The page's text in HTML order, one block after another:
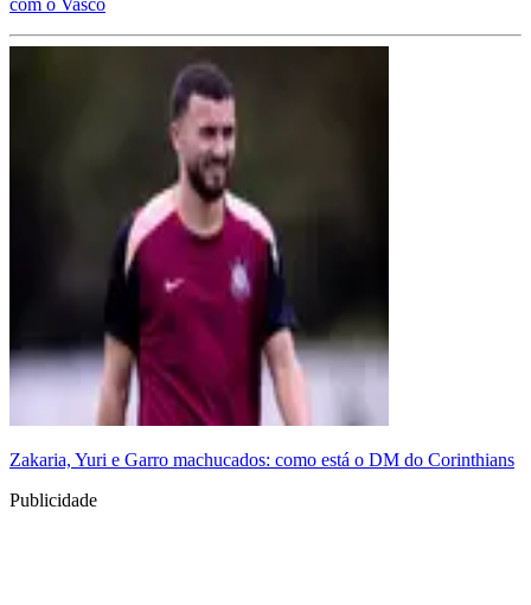
com o Vasco
Zakaria, Yuri e Garro machucados: como está o DM do Corinthians
Publicidade